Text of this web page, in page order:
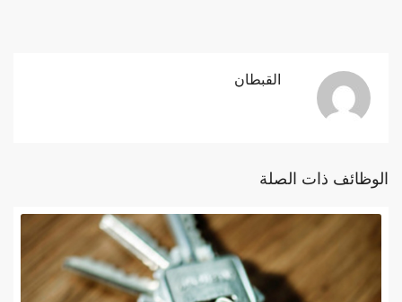
القبطان
الوظائف ذات الصلة